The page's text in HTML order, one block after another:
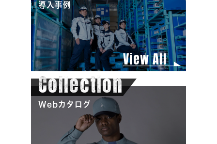
導入事例
View All
Collection
Webカタログ